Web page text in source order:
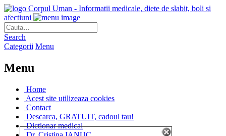
Corpul Uman - Informatii medicale, diete de slabit, boli si
afectiuni
Search
Categorii Menu
Menu
Home
Acest site utilizeaza cookies
Contact
Descarca, GRATUIT, cadoul tau!
Dictionar medical